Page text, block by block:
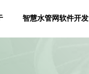
智慧水管网软件开发